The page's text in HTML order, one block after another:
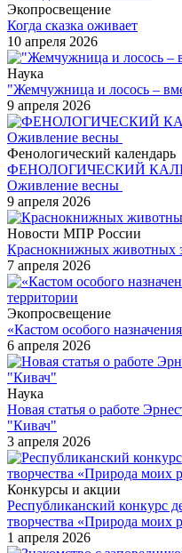
Экопросвещение
Когда сказка оживает
10 апреля 2026
Наука
"Жемчужница и лосось –
9 апреля 2026
Фенологический календарь
ФЕНОЛОГИЧЕСКИЙ
Оживление весны
9 апреля 2026
Новости МПР России
Краснокнижных животных
7 апреля 2026
Экопросвещение
«Кастом особого
6 апреля 2026
Наука
Новая статья о работе
"Кивач"
3 апреля 2026
Конкурсы и акции
Республиканский конкурс
творчества «Природа моих
1 апреля 2026